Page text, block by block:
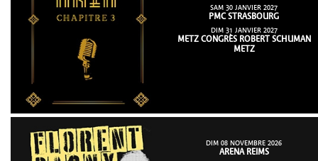
SAM 30 JANVIER 2027
PMC STRASBOURG
DIM 31 JANVIER 2027
METZ CONGRÈS ROBERT SCHUMAN
METZ
DIM 08 NOVEMBRE 2026
ARENA REIMS